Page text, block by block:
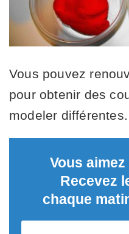
Vous pouvez
pour obtenir des
modeler différentes.
Vous
Recevez
chaque